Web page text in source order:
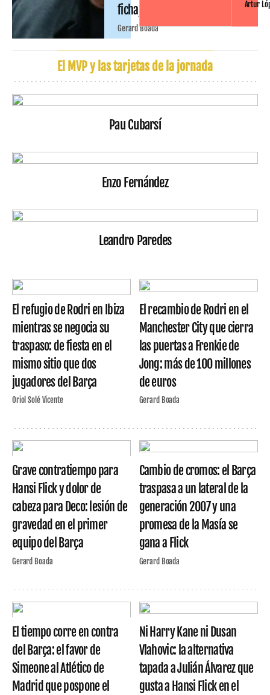
fichajes
Gerard Boada
Artur
El MVP y las tarjetas de la jornada
Pau Cubarsí
Enzo Fernández
Leandro Paredes
El refugio de Rodri en Ibiza
mientras se negocia su
traspaso: de fiesta en el
mismo sitio que dos
jugadores del Barça
Oriol Solé Vicente
El recambio de Rodri en el
Manchester City que cierra
las puertas a Frenkie de
Jong: más de 100 millones
de euros
Gerard Boada
Grave contratiempo para
Hansi Flick y dolor de
cabeza para Deco: lesión de
gravedad en el primer
equipo del Barça
Gerard Boada
Cambio de cromos: el Barça
traspasa a un lateral de la
generación 2007 y una
promesa de la Masía se
gana a Flick
Gerard Boada
El tiempo corre en contra
del Barça: el favor de
Simeone al Atlético de
Madrid que pospone el
Ni Harry Kane ni Dusan
Vlahovic: la alternativa
tapada a Julián Álvarez que
gusta a Hansi Flick en el